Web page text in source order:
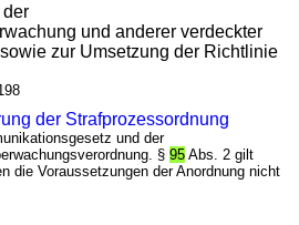
der
und anderer verdeckter
zur Umsetzung der Richtlinie
der Strafprozessordnung
und der
§95 Abs. 2 gilt
die Voraussetzungen der Anordnung nicht